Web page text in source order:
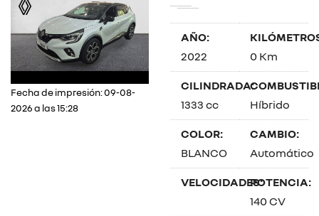
Fecha de impresión: 09-08-
2026 a las 15:28
AÑO:
2022
0 Km
CILINDRADA:
1333 cc
Híbrido
COLOR:
BLANCO
CAMBIO:
Automático
VELOCIDADES:POTENCIA:
140 CV